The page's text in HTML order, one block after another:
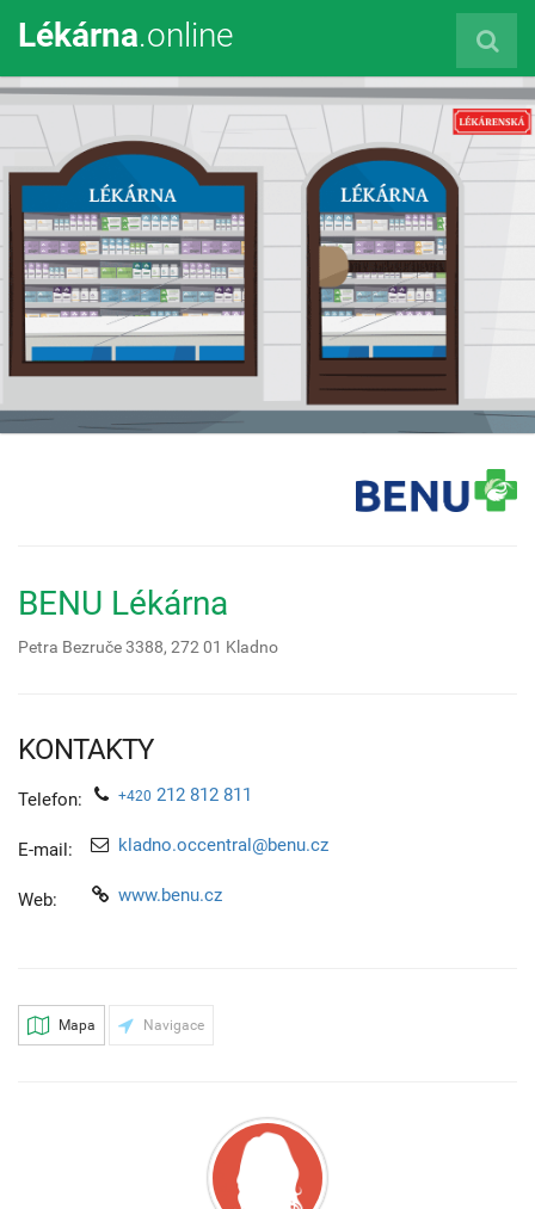
Lékárna.online
BENU Lékárna
Petra Bezruče 3388, 272 01 Kladno
KONTAKTY
Telefon: +420 212 812 811
E-mail: kladno.occentral@benu.cz
Web: www.benu.cz
Mapa Navigace